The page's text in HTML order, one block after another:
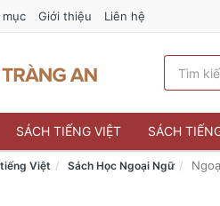
mục Giới thiệu Liên hệ
SÁCH TIẾNG VIỆT SÁCH
Việt Sách Học Ngoại Ngữ